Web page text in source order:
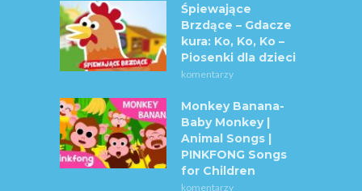
Śpiewające
Brzdące – Gdacze
kura: Ko, Ko, Ko –
Piosenki dla dzieci
komentarzy
Monkey Banana-
Baby Monkey |
Animal Songs |
PINKFONG Songs
for Children
komentarzy